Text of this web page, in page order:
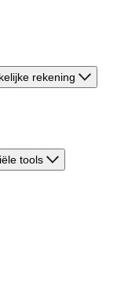
rekening
tools